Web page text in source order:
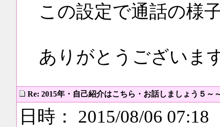
この設定で通話の様
ありがとうございま
Re: 2015年・自己紹介はこちら・お話しましょう５～
日時： 2015/08/06 07:18